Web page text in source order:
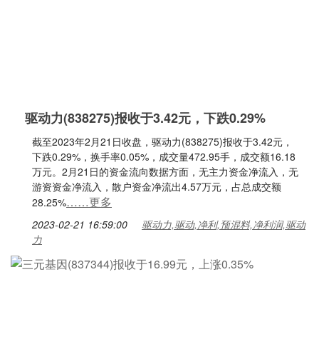
驱动力(838275)报收于3.42元，下跌0.29%
截至2023年2月21日收盘，驱动力(838275)报收于3.42元，
下跌0.29%，换手率0.05%，成交量472.95手，成交额16.18
万元。2月21日的资金流向数据方面，无主力资金净流入，无
游资资金净流入，散户资金净流出4.57万元，占总成交额
28.25%……更多
2023-02-21 16:59:00
驱动力,驱动,净利,预混料,净利润,驱动
力